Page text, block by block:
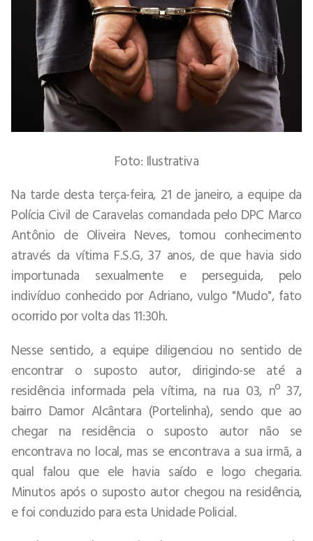
Foto: Ilustrativa
Na tarde desta terça-feira, 21 de janeiro, a equipe da
Polícia Civil de Caravelas comandada pelo DPC Marco
Antônio de Oliveira Neves, tomou conhecimento
através da vítima F.S.G, 37 anos, de que havia sido
importunada sexualmente e perseguida, pelo
indivíduo conhecido por Adriano, vulgo "Mudo", fato
ocorrido por volta das 11:30h.
Nesse sentido, a equipe diligenciou no sentido de
encontrar o suposto autor, dirigindo-se até a
residência informada pela vítima, na rua 03, nº 37,
bairro Damor Alcântara (Portelinha), sendo que ao
chegar na residência o suposto autor não se
encontrava no local, mas se encontrava a sua irmã, a
qual falou que ele havia saído e logo chegaria.
Minutos após o suposto autor chegou na residência,
e foi conduzido para esta Unidade Policial.